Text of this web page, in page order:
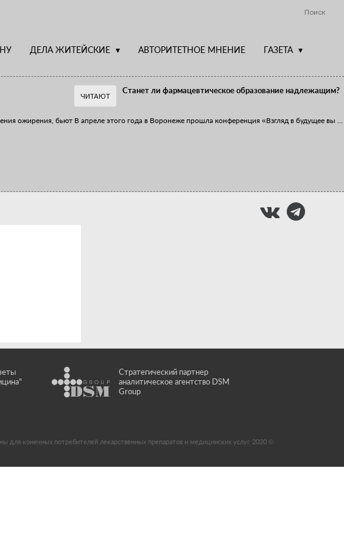
Поиск
ДЕЛА ЖИТЕЙСКИЕ АВТОРИТЕТНОЕ МНЕНИЕ ГАЗЕТА
ожирения, бьют
ЧИТАЮТ
Станет ли фармацевтическое образование надлежащим?
В апреле этого года в Воронеже прошла конференция «Взгляд в будущее вы
Стратегический партнер
аналитическое агентство DSM
Group
для конечных потребителей лекарственных препаратов и медицинских услуг 2020 ©